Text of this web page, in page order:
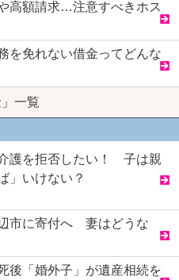
高額請求…注意すべきホス
を免れない借金ってどんな
」一覧
護を拒否したい！ 子は親
」いけない？
市に寄付へ 妻はどうな
後「婚外子」が遺産相続を